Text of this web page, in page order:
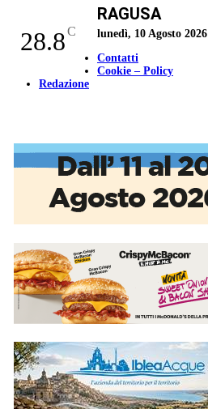
28.8C
RAGUSA
lunedì, 10 Agosto 2026
Contatti
Cookie – Policy
Redazione